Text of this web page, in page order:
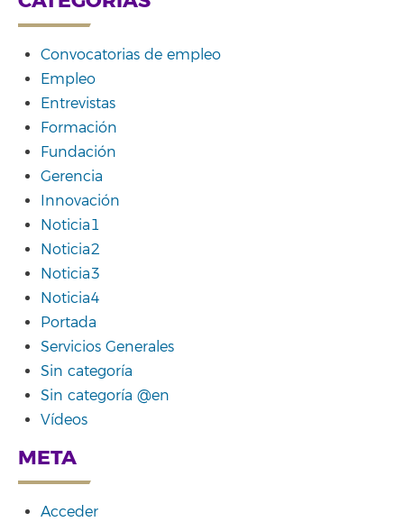
Convocatorias de empleo
Empleo
Entrevistas
Formación
Fundación
Gerencia
Innovación
Noticia1
Noticia2
Noticia3
Noticia4
Portada
Servicios Generales
Sin categoría
Sin categoría @en
Vídeos
META
Acceder